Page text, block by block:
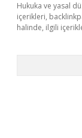
Hukuka ve yasal
içerikleri,
halinde, ilgili